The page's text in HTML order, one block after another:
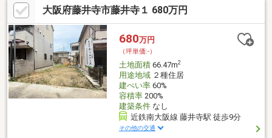
大阪府藤井寺市藤井寺１ 680万円
680万円
（坪単価:-）
土地面積66.47m2
用途地域２種住居
建ぺい率60%
容積率200%
建築条件なし
近鉄南大阪線 藤井寺駅 徒歩9分
その他の交通